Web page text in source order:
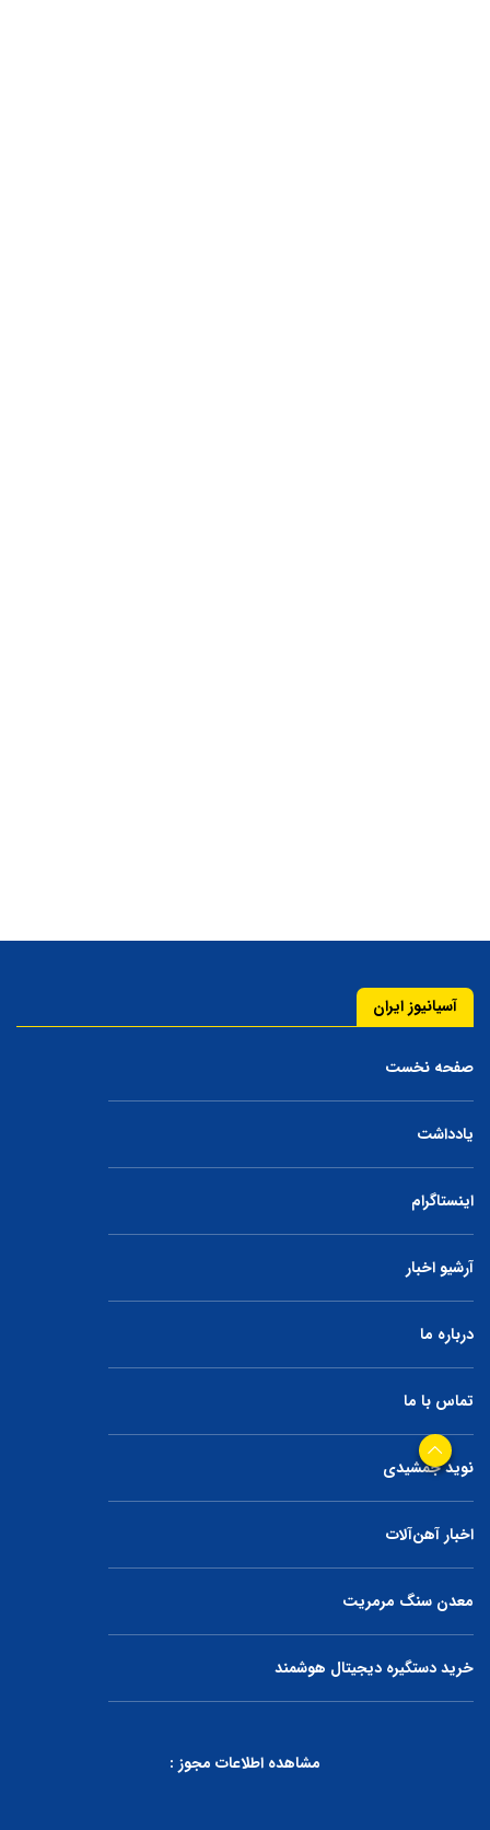
آسیانیوز ایران
صفحه نخست
یادداشت
اینستاگرام
آرشیو اخبار
درباره ما
تماس با ما
نوید جمشیدی
اخبار آهن‌آلات
معدن سنگ مرمریت
خرید دستگیره دیجیتال هوشمند
مشاهده اطلاعات مجوز :